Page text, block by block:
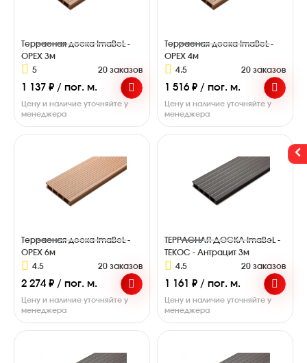
Террасная доска ImaBeL -
ОРЕХ 3м
5
20 заказов
1 137 ₽ / пог. м.
Цену и наличие уточняйте у
менеджера
Террасная доска ImaBeL -
ОРЕХ 4м
4.5
20 заказов
1 516 ₽ / пог. м.
Цену и наличие уточняйте у
менеджера
Террасная доска ImaBeL -
ОРЕХ 6м
4.5
20 заказов
2 274 ₽ / пог. м.
Цену и наличие уточняйте у
менеджера
ТЕРРАСНАЯ ДОСКА ImaBeL -
ТЕКОС - Антрацит 3м
4.5
20 заказов
1 161 ₽ / пог. м.
Цену и наличие уточняйте у
менеджера